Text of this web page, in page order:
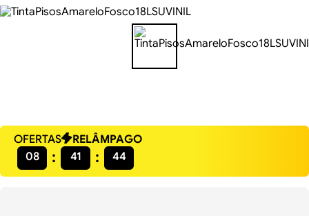
OFERTAS
RELÂMPAGO
08
41 44